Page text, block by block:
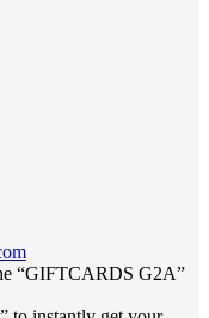
“GIFTCARDS G2A”